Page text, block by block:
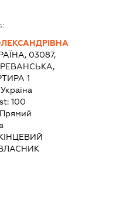
03087,
1
Україна
100
Прямий